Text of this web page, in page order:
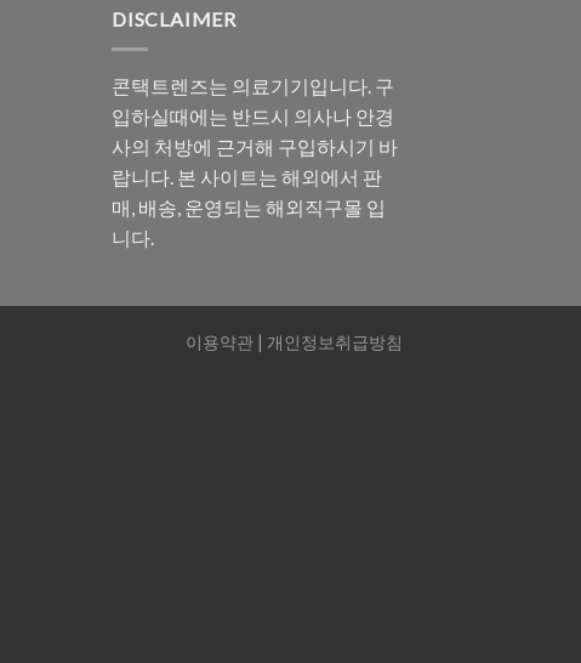
DISCLAIMER
콘택트렌즈는 의료기기입니다. 구
입하실때에는 반드시 의사나 안경
사의 처방에 근거해 구입하시기 바
랍니다. 본 사이트는 해외에서 판
매, 배송, 운영되는 해외직구몰 입
니다.
이용약관 | 개인정보취급방침